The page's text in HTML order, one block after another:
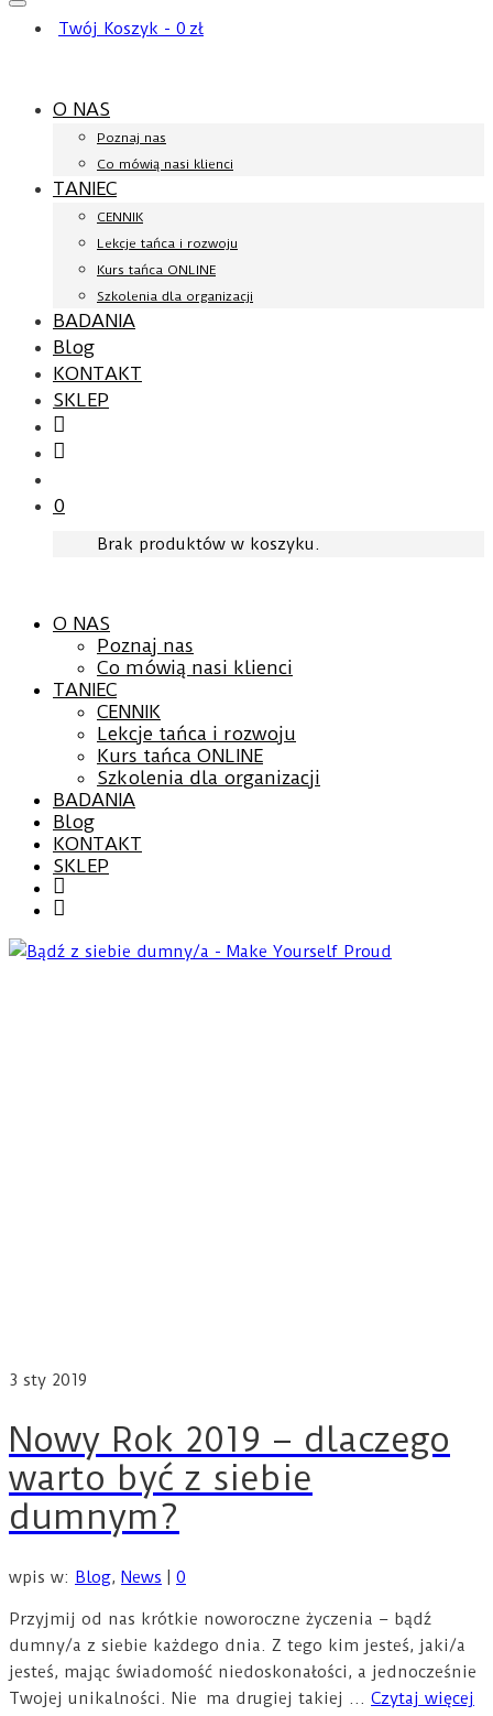
Twój Koszyk - 0 zł
O NAS
Poznaj nas
Co mówią nasi klienci
TANIEC
CENNIK
Lekcje tańca i rozwoju
Kurs tańca ONLINE
Szkolenia dla organizacji
BADANIA
Blog
KONTAKT
SKLEP
0
Brak produktów w koszyku.
O NAS
Poznaj nas
Co mówią nasi klienci
TANIEC
CENNIK
Lekcje tańca i rozwoju
Kurs tańca ONLINE
Szkolenia dla organizacji
BADANIA
Blog
KONTAKT
SKLEP
3 sty 2019
Nowy Rok 2019 – dlaczego
warto być z siebie
dumnym?
wpis w: Blog, News 0
Przyjmij od nas krótkie noworoczne życzenia – bądź
dumny/a z siebie każdego dnia. Z tego kim jesteś, jaki/a
jesteś, mając świadomość niedoskonałości, a jednocześnie
Twojej unikalności. Nie ma drugiej takiej … Czytaj więcej